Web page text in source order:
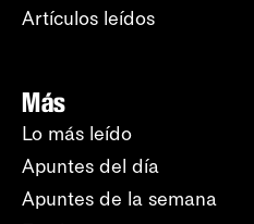
Artículos leídos
Más
Lo más leído
Apuntes del día
Apuntes de la semana